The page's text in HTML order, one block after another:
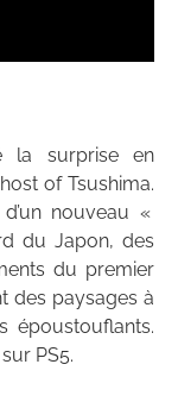
la surprise en
of Tsushima.
nouveau «
du Japon, des
du premier
des paysages à
époustouflants.
PS5.